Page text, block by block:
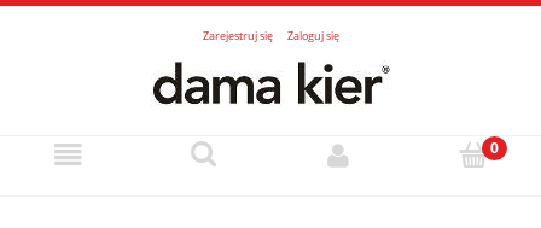
Zarejestruj się Zaloguj się